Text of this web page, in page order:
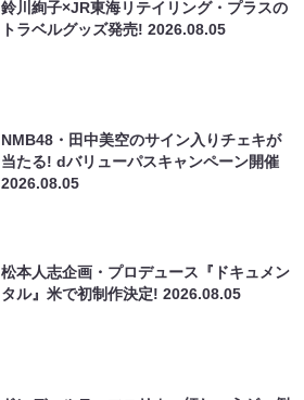
鈴川絢子×JR東海リテイリング・プラスの
トラベルグッズ発売!2026.08.05
NMB48・田中美空のサイン入りチェキが
当たる! dバリューパスキャンペーン開催
2026.08.05
松本人志企画・プロデュース『ドキュメン
タル』米で初制作決定!2026.08.05